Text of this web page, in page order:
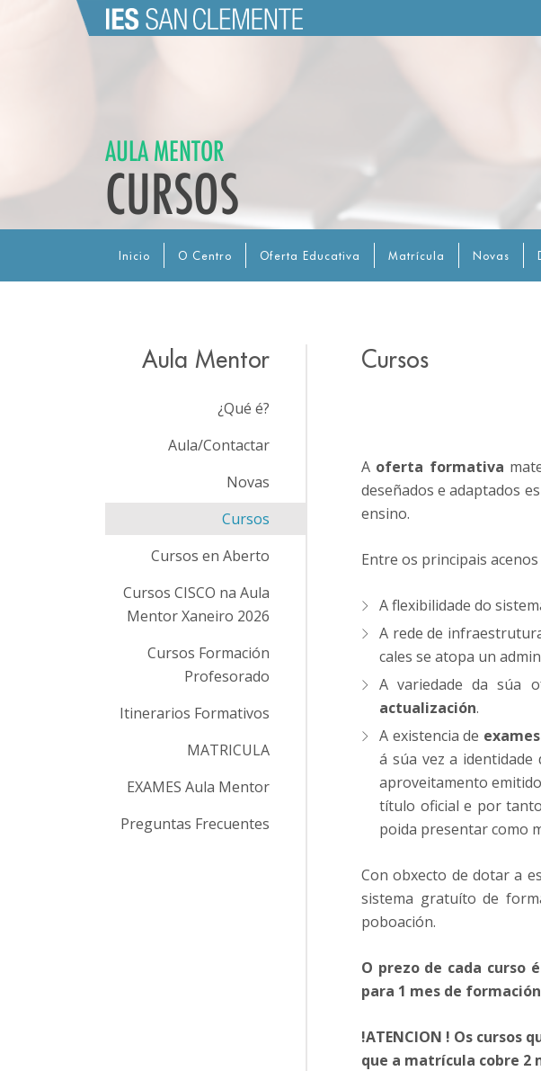
AULA MENTOR
CURSOS
Inicio O Centro Oferta Educativa Matrícula Novas
Cursos
A oferta formativa
deseñados e adaptados
ensino.
Entre os principais
A flexibilidade do
A rede de
cales se atopa un
A variedade da súa
actualización.
A existencia de
á súa vez a
aproveitamento
título oficial e por
poida presentar como
Con obxecto de dotar a
sistema gratuíto de
poboación.
O prezo de cada curso
para 1 mes de formación
!ATENCION ! Os
que a matrícula cobre 2
Aula Mentor
¿Qué é?
Aula/Contactar
Novas
Cursos
Cursos en Aberto
Cursos CISCO na Aula
Mentor Xaneiro 2026
Cursos Formación
Profesorado
Itinerarios Formativos
MATRICULA
EXAMES Aula Mentor
Preguntas Frecuentes